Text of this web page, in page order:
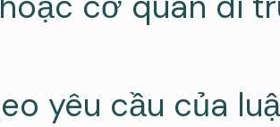
yêu cầu của